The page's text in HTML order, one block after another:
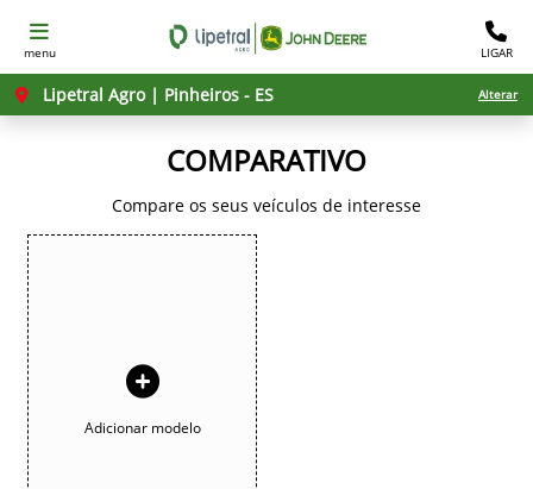
menu LIGAR
Lipetral Agro | Pinheiros - ES Alterar
COMPARATIVO
Compare os seus veículos de interesse
Adicionar modelo